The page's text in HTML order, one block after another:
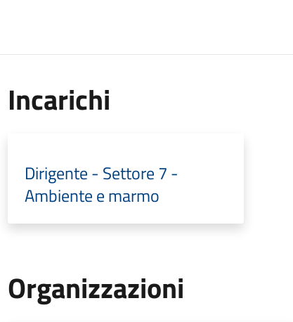
Incarichi
Dirigente - Settore 7 -
Ambiente e marmo
Organizzazioni